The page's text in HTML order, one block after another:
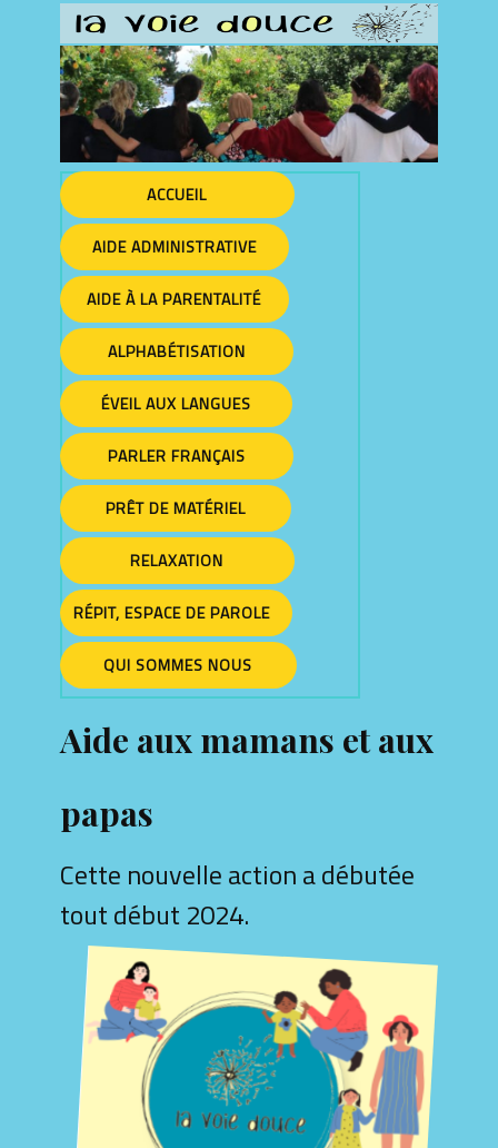
Aide aux mamans et aux
papas
Cette nouvelle action a débutée
tout début 2024.
ACCUEIL
AIDE ADMINISTRATIVE
AIDE À LA PARENTALITÉ
ALPHABÉTISATION
ÉVEIL AUX LANGUES
PARLER FRANÇAIS
PRÊT DE MATÉRIEL
RELAXATION
RÉPIT, ESPACE DE PAROLE
QUI SOMMES NOUS